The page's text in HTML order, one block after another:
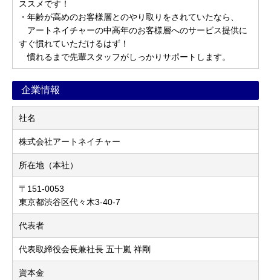
ススメです！
・年齢が高めのお客様層とのやり取りをされていたなら、
アートネイチャーの中高年のお客様層へのサービス提供に
すぐ慣れていただけるはず！
慣れるまで先輩スタッフがしっかりサポートします。
企業情報
社名
株式会社アートネイチャー
所在地（本社）
〒151-0053
東京都渋谷区代々木3-40-7
代表者
代表取締役会長兼社長 五十嵐 祥剛
資本金